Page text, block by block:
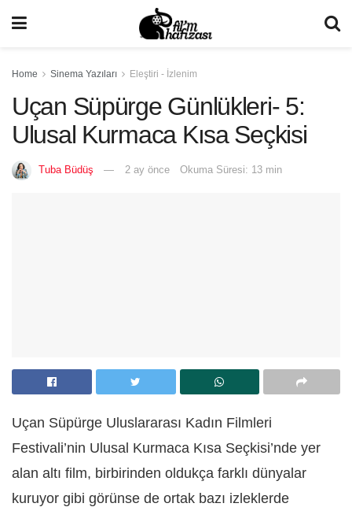
Home Sinema Yazıları Eleştiri - İzlenim
Uçan Süpürge Günlükleri- 5:
Ulusal Kurmaca Kısa Seçkisi
Tuba Büdüş 2 ay önce Okuma Süresi: 13 min
Uçan Süpürge Uluslararası Kadın Filmleri
Festivali’nin Ulusal Kurmaca Kısa Seçkisi’nde yer
alan altı film, birbirinden oldukça farklı dünyalar
kuruyor gibi görünse de ortak bazı izleklerde